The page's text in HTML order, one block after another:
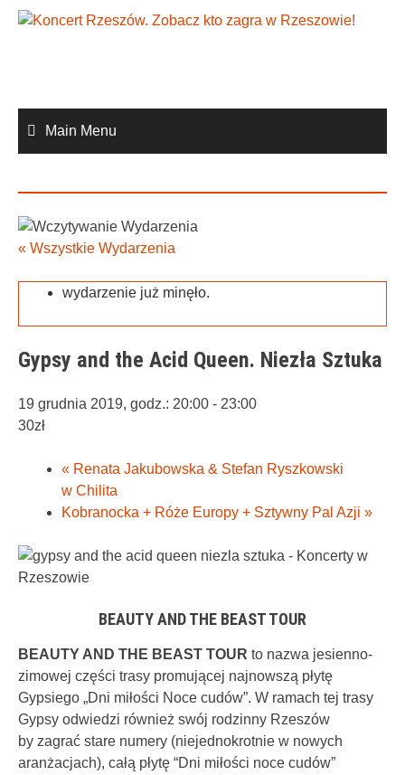
Skip
Main Menu
« Wszystkie Wydarzenia
wydarzenie już minęło.
Gypsy and the Acid Queen. Niezła Sztuka
19 grudnia 2019, godz.: 20:00 - 23:00
30zł
« Renata Jakubowska & Stefan Ryszkowski
w Chilita
Kobranocka + Róże Europy + Sztywny Pal Azji »
BEAUTY AND THE BEAST TOUR
BEAUTY AND THE BEAST TOUR to nazwa jesienno-
zimowej części trasy promującej najnowszą płytę
Gypsiego „Dni miłości Noce cudów”. W ramach tej trasy
Gypsy odwiedzi również swój rodzinny Rzeszów
by zagrać stare numery (niejednokrotnie w nowych
aranżacjach), całą płytę “Dni miłości noce cudów”